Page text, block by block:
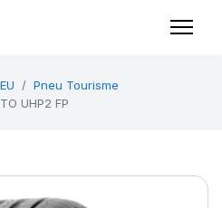
Pneu Tourisme
UHP2 FP